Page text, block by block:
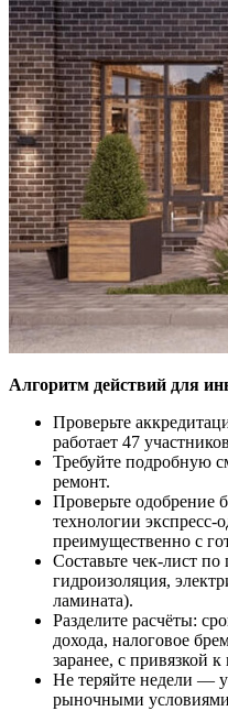
Алгоритм действий для
Проверьте
работает 47
Требуйте подробную
ремонт.
Проверьте
технологии экспресс-
преимущественно с
Составьте чек-лист
гидроизоляция,
ламината).
Разделите расчёты:
дохода, налоговое
заранее, с привязкой
Не теряйте недели —
рыночными